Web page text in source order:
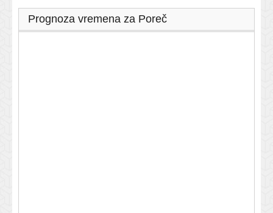
Prognoza vremena za Poreč